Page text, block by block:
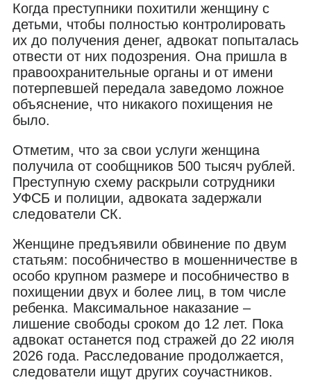
Когда преступники похитили женщину с
детьми, чтобы полностью контролировать
их до получения денег, адвокат попыталась
отвести от них подозрения. Она пришла в
правоохранительные органы и от имени
потерпевшей передала заведомо ложное
объяснение, что никакого похищения не
было.
Отметим, что за свои услуги женщина
получила от сообщников 500 тысяч рублей.
Преступную схему раскрыли сотрудники
УФСБ и полиции, адвоката задержали
следователи СК.
Женщине предъявили обвинение по двум
статьям: пособничество в мошенничестве в
особо крупном размере и пособничество в
похищении двух и более лиц, в том числе
ребенка. Максимальное наказание –
лишение свободы сроком до 12 лет. Пока
адвокат останется под стражей до 22 июля
2026 года. Расследование продолжается,
следователи ищут других соучастников.